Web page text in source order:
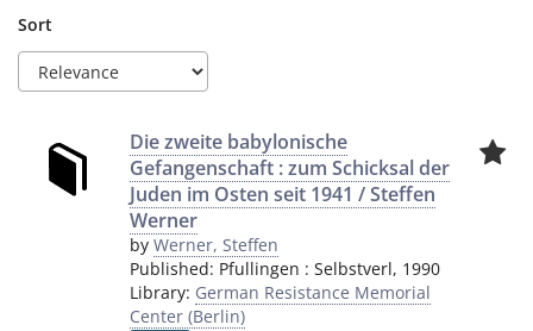
Sort
Die zweite babylonische
Gefangenschaft : zum Schicksal der
Juden im Osten seit 1941 / Steffen
Werner
by Werner, Steffen
Published: Pfullingen : Selbstverl, 1990
Library: German Resistance Memorial
Center (Berlin)